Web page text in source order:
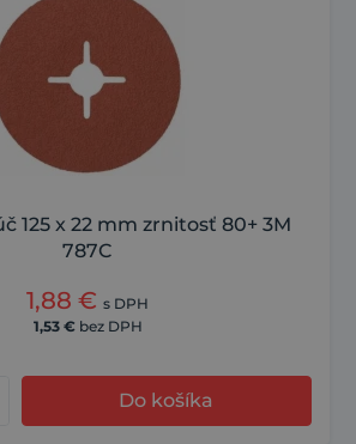
125 x 22 mm zrnitosť 80+ 3M
787C
1,88 € s DPH
1,53 € bez DPH
Do košíka